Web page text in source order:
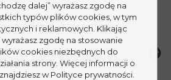
dalej” wyrażasz zgodę na
typów plików cookies, w tym
i reklamowych. Klikając
wyrażasz zgodę na stosowanie
cookies niezbędnych do
strony. Więcej informacji o
w Polityce prywatności.